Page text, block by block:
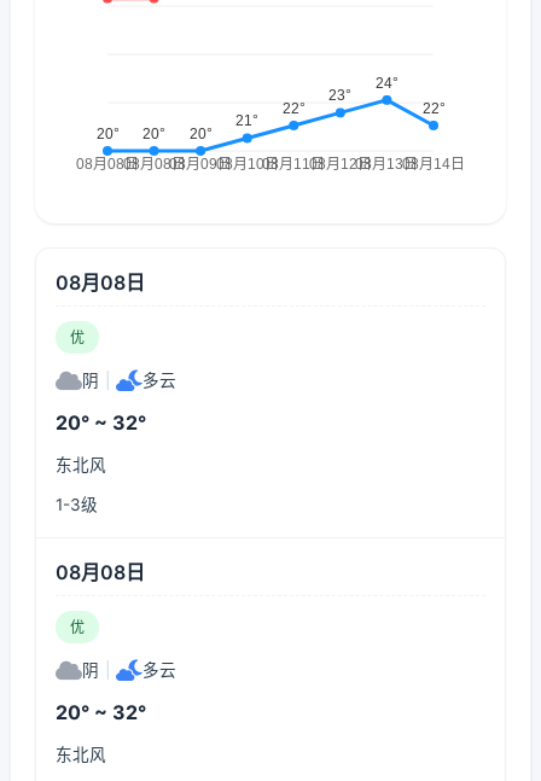
08月08日
优
阴 多云
20° ~ 32°
东北风
1-3级
08月08日
优
阴 多云
20° ~ 32°
东北风